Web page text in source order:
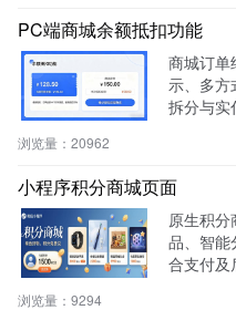
PC端商城余额抵扣功能
商城订单
示、多方
拆分与实
浏览量： 20962
小程序积分商城页面
原生积
品、智能
合支付及
浏览量： 9294